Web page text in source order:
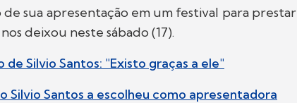
sua apresentação em um festival para prestar
deixou neste sábado (17).
Silvio Santos: "Existo graças a ele"
Silvio Santos a escolheu como apresentadora